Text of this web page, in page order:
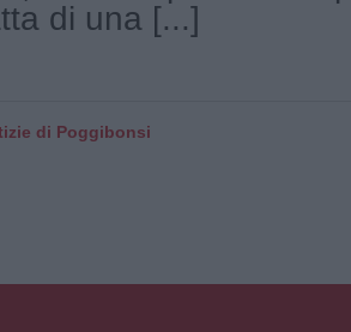
di una [...]
di Poggibonsi